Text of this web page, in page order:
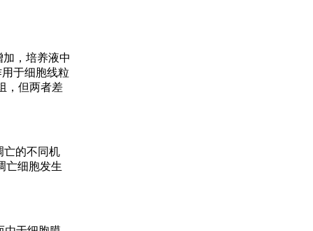
，培养液中
于细胞线粒
，但两者差
亡的不同机
亡细胞发生